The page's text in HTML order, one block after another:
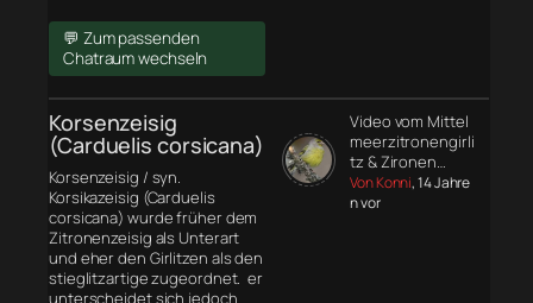
💬 Zum passenden
Chatraum wechseln
Korsenzeisig
(Carduelis corsicana)
Korsenzeisig / syn.
Korsikazeisig (Carduelis
corsicana) wurde früher dem
Zitronenzeisig als Unterart
und eher den Girlitzen als den
stieglitzartige zugeordnet. er
unterscheidet sich jedoch
Video vom Mittel
meerzitronengirli
tz & Zironen…
Von Konni, 14 Jahre
n vor